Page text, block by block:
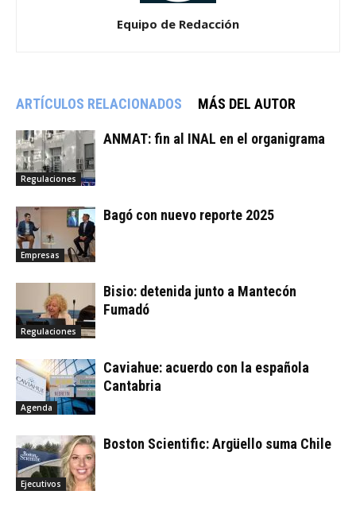
Equipo de Redacción
ARTÍCULOS RELACIONADOS MÁS DEL AUTOR
Regulaciones
ANMAT: fin al INAL en el organigrama
Empresas
Bagó con nuevo reporte 2025
Regulaciones
Bisio: detenida junto a Mantecón
Fumadó
Agenda
Caviahue: acuerdo con la española
Cantabria
Ejecutivos
Boston Scientific: Argüello suma Chile